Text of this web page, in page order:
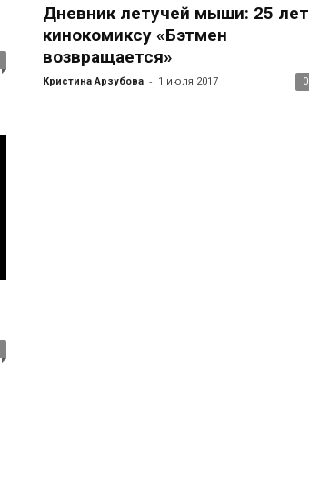
Дневник летучей мыши: 25 лет
кинокомиксу «Бэтмен
возвращается»
Кристина Арзубова - 1 июля 2017 0